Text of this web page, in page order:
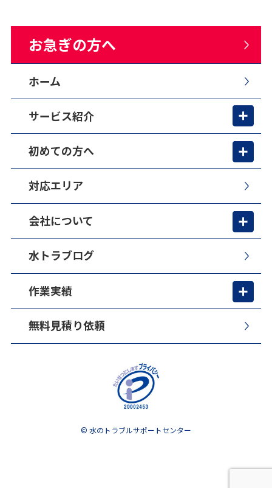
お急ぎの方へ
ホーム
サービス紹介
初めての方へ
対応エリア
会社について
水トラブログ
作業実績
無料見積り依頼
© 水のトラブルサポートセンター